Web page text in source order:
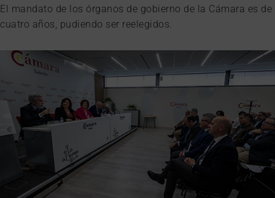
El mandato de los órganos de gobierno de la Cámara es de
cuatro años, pudiendo ser reelegidos.